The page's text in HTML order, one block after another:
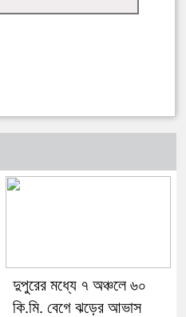
দুপুরের মধ্যে ৭ অঞ্চলে ৬০
কি.মি. বেগে ঝড়ের আভাস